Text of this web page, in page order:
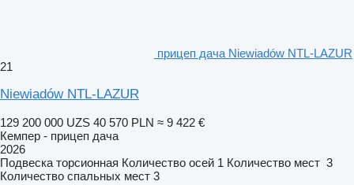
прицеп дача Niewiadów NTL-LAZUR
21
Niewiadów NTL-LAZUR
129 200 000 UZS 40 570 PLN ≈ 9 422 €
Кемпер - прицеп дача
2026
Подвеска торсионная Количество осей 1 Количество мест 3
Количество спальных мест 3